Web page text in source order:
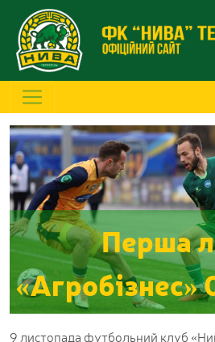
Перша
«Агробізнес»
9 листопада футбольний клуб